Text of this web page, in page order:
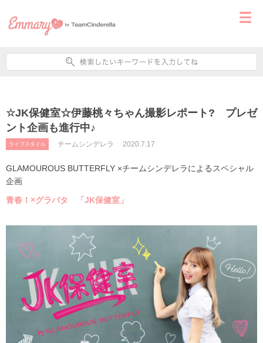
☆JK保健室☆伊藤桃々ちゃん撮影レポート? プレゼ
ント企画も進行中♪
ライフスタイル チームシンデレラ 2020.7.17
GLAMOUROUS BUTTERFLY ×チームシンデレラによるスペシャル
企画
青春！×グラバタ
「JK保健室」